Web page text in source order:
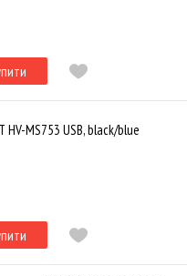
HV-MS753 USB, black/blue